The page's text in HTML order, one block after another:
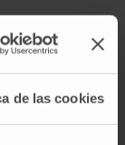
de las cookies